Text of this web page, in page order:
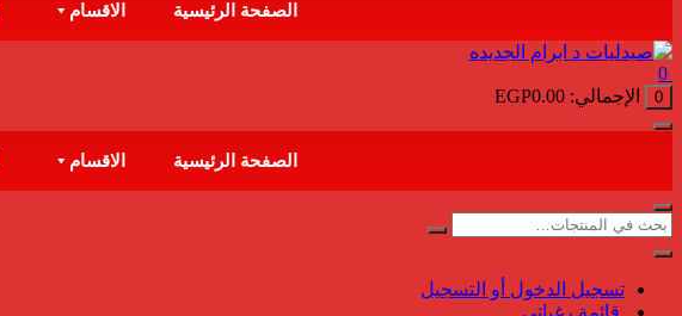
الصفحة الرئيسية الاقسام
0
0 الإجمالي: EGP0.00
الصفحة الرئيسية الاقسام
تسجيل الدخول أو التسجيل
قائمة رغباتي